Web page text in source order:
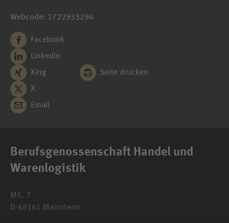
Webcode: 1722933294
Facebook
LinkedIn
Xing
X
Email
Seite drucken
Berufsgenossenschaft Handel und
Warenlogistik
M5, 7
D-68161 Mannheim